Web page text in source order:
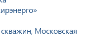
Московская